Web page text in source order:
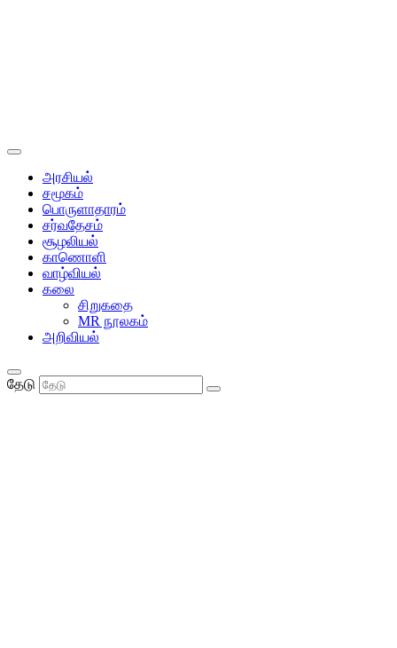
அரசியல்
சமூகம்
பொருளாதாரம்
சர்வதேசம்
சூழலியல்
காணொளி
வாழ்வியல்
கலை
சிறுகதை
MR நூலகம்
அறிவியல்
தேடு